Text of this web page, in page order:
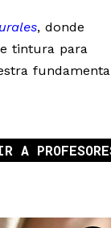
, donde
tintura para
A